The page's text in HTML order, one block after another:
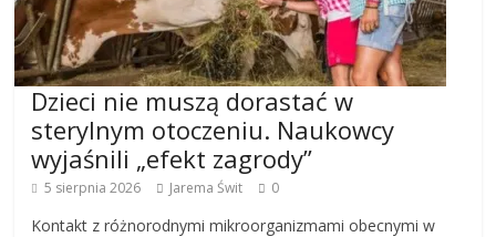
Dzieci nie muszą dorastać w
sterylnym otoczeniu. Naukowcy
wyjaśnili „efekt zagrody”
5 sierpnia 2026 Jarema Świt 0
Kontakt z różnorodnymi mikroorganizmami obecnymi w